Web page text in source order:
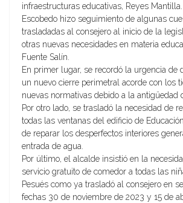
infraestructuras educativas, Reyes
Escobedo hizo seguimiento de algunas
trasladadas al consejero al inicio de la
otras nuevas necesidades en materia
Fuente Salín.
En primer lugar, se recordó la urgencia de
un nuevo cierre perimetral acorde con los
nuevas normativas debido a la antigüedad
Por otro lado, se trasladó la necesidad de
todas las ventanas del edificio de
de reparar los desperfectos interiores
entrada de agua.
Por último, el alcalde insistió en la
servicio gratuito de comedor a todas las
Pesués como ya trasladó al consejero en
fechas 30 de noviembre de 2023 y 15 de